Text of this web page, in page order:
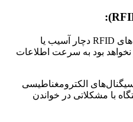
: اگر کارت‌های RFID دچار آسیب یا
بود به سرعت اطلاعات
الکترومغناطیسی
با مشکلاتی در خواندن